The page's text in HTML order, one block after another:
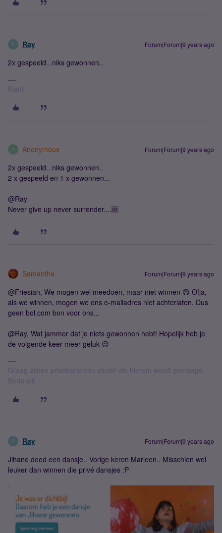
R Ray Forum|Forum|9 years ago
2x gespeeld.. niks gewonnen..
Klant
A Anonymous Forum|Forum|9 years ago
2x gespeeld.. niks gewonnen..
2 x gespeeld en 1 x gewonnen...
@Ray
Never give up never surrender....🆒
Samantha Forum|Forum|9 years ago
@Friesian, We mogen wel meedoen, maar niet winnen 😞 Ofja,
als we winnen, mogen we ons e-mailadres niet achterlaten. Dus
geen bol.com bon voor ons...
@Ray, Wat jammer dat je niets gewonnen hebt! Hopelijk heb je
de volgende keer meer geluk 😉
Graag alleen privéberichten sturen als hierom wordt gevraagd.
Bedankt!
R Ray Forum|Forum|9 years ago
Jihane deed een dansje.. Vorige keren Marleen.. Misschien wel
leuker dan winnen die privé dansjes :P